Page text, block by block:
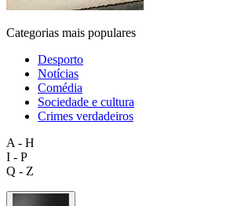
Categorias mais populares
Desporto
Notícias
Comédia
Sociedade e cultura
Crimes verdadeiros
A - H
I - P
Q - Z